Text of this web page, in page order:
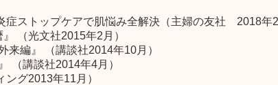
症ストップケアで肌悩み全解決（主婦の友社 2018年2
（光文社2015年2月）
来編』 （講談社2014年10月）
（講談社2014年4月）
ング2013年11月）